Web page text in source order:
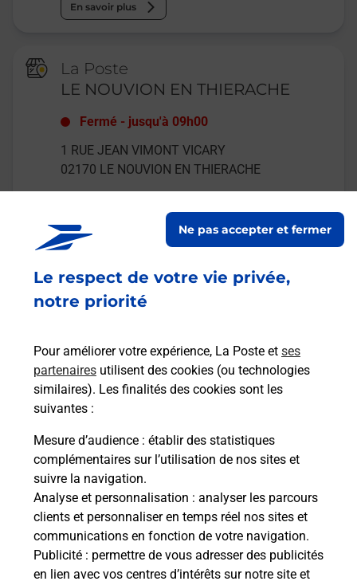
Le respect de votre vie privée,
notre priorité
Pour améliorer votre expérience, La Poste et ses
partenaires utilisent des cookies (ou technologies
similaires). Les finalités des cookies sont les
suivantes :
Mesure d’audience : établir des statistiques
complémentaires sur l’utilisation de nos sites et
suivre la navigation.
Analyse et personnalisation : analyser les parcours
clients et personnaliser en temps réel nos sites et
communications en fonction de votre navigation.
Publicité : permettre de vous adresser des publicités
en lien avec vos centres d’intérêts sur notre site et
Ne pas accepter et fermer
En savoir plus
La Poste
LE NOUVION EN THIERACHE
Fermé - jusqu'à 09h00
1 RUE JEAN VIMONT VICARY
02170 LE NOUVION EN THIERACHE
Malin !
La Poste
Ouvert 24h/24
En savoir plus
Recherchez un autre point de contact
Questions fréquemment posées